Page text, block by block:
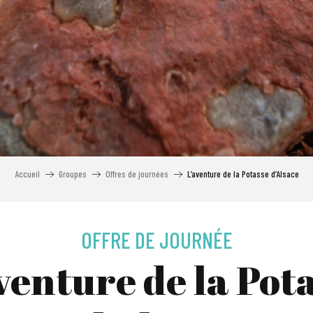
Accueil Groupes Offres de journées L’aventure de la Potasse d’Alsace
OFFRE DE JOURNÉE
de la